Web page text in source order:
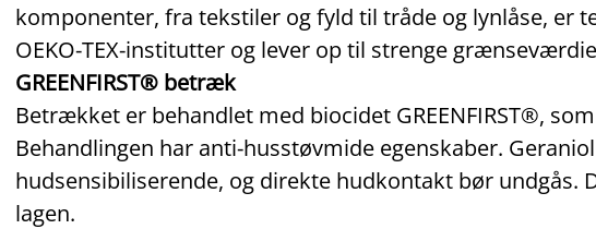
komponenter, fra tekstiler og fyld til tråde og lynlåse, er
OEKO‑TEX‑institutter og lever op til strenge
GREENFIRST® betræk
Betrækket er behandlet med biocidet GREENFIRST®,
Behandlingen har anti‑husstøvmide egenskaber.
hudsensibiliserende, og direkte hudkontakt bør undgås.
lagen.